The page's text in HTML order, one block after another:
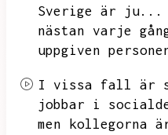
Sverige är ju...
nästan varje
uppgiven
I vissa fall är
jobbar i
men kollegorna